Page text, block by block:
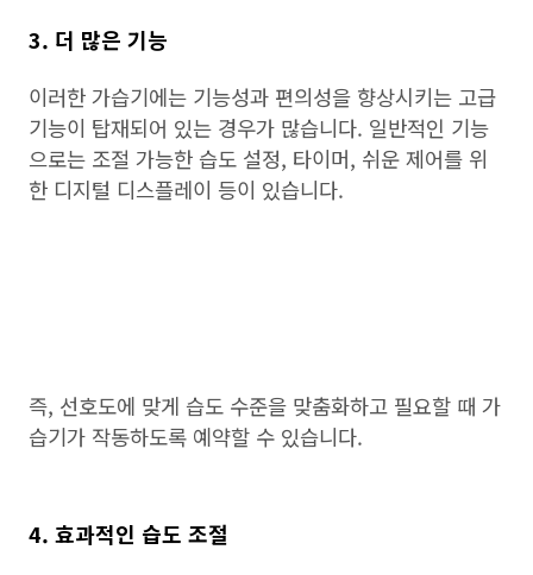
3. 더 많은 기능
이러한 가습기에는 기능성과 편의성을 향상시키는 고급
기능이 탑재되어 있는 경우가 많습니다. 일반적인 기능
으로는 조절 가능한 습도 설정, 타이머, 쉬운 제어를 위
한 디지털 디스플레이 등이 있습니다.
즉, 선호도에 맞게 습도 수준을 맞춤화하고 필요할 때 가
습기가 작동하도록 예약할 수 있습니다.
4. 효과적인 습도 조절